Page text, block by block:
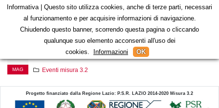
MAG
Palazzo Martini
Eventi misura 3.2
Progetto finanziato dalla Regione Lazio: P.S.R. LAZIO 2014-2020 Misura 3.2
Informativa | Questo sito utilizza cookies, anche di terze parti, necessari
al funzionamento e per acquisire informazioni di navigazione.
Chiudendo questo banner, scorrendo questa pagina o cliccando
qualunque suo elemento acconsenti all'uso dei
cookies.
Informazioni OK